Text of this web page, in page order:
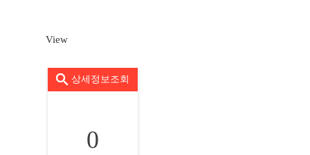
View
상세정보조회
0